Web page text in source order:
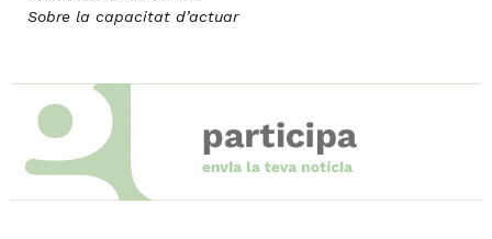
Sobre la capacitat d’actuar